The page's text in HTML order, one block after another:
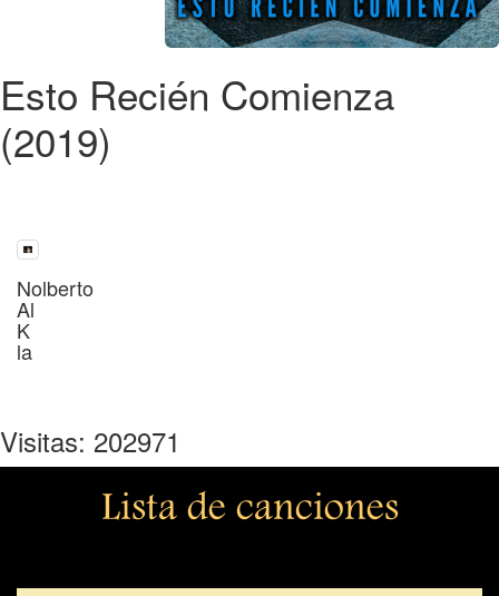
Esto Recién Comienza
(2019)
Nolberto
Al
K
la
Visitas: 202971
Lista de canciones